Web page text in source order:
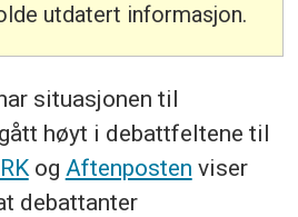
utdatert informasjon.
situasjonen til
høyt i debattfeltene til
og Aftenposten viser
debattanter